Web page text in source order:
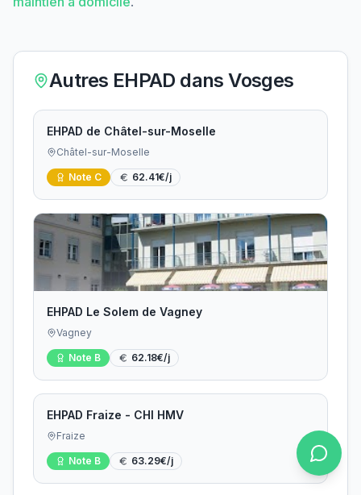
Autres EHPAD dansVosges
EHPAD de Châtel-sur-Moselle
Châtel-sur-Moselle
Note C 62.41€/j
EHPAD Le Solem de Vagney
Vagney
Note B 62.18€/j
EHPAD Fraize - CHI HMV
Fraize
Note B 63.29€/j